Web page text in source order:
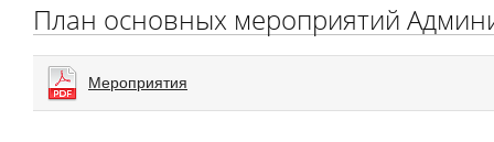
План основных мероприятий
Мероприятия